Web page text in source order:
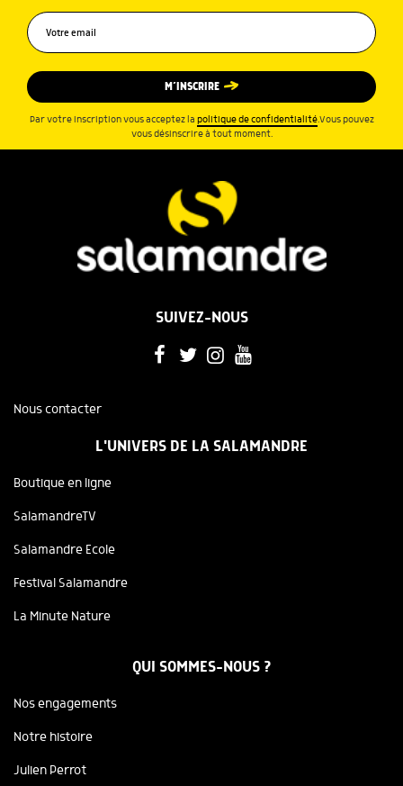
M’INSCRIRE
Par votre inscription vous acceptez la politique de confidentialité.Vous pouvez
vous désinscrire à tout moment.
SUIVEZ-NOUS
Nous contacter
L'UNIVERS DE LA SALAMANDRE
Boutique en ligne
SalamandreTV
Salamandre Ecole
Festival Salamandre
La Minute Nature
QUI SOMMES-NOUS ?
Nos engagements
Notre histoire
Julien Perrot